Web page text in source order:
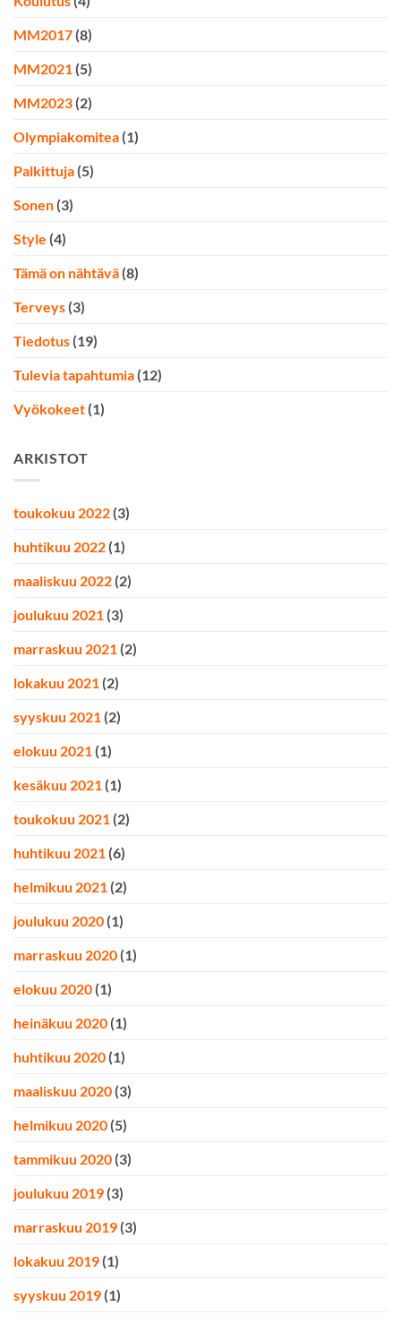
MM2017 (8)
MM2021 (5)
MM2023 (2)
Olympiakomitea (1)
Palkittuja (5)
Sonen (3)
Style (4)
Tämä on nähtävä (8)
Terveys (3)
Tiedotus (19)
Tulevia tapahtumia (12)
Vyökokeet (1)
ARKISTOT
toukokuu 2022 (3)
huhtikuu 2022 (1)
maaliskuu 2022 (2)
joulukuu 2021 (3)
marraskuu 2021 (2)
lokakuu 2021 (2)
syyskuu 2021 (2)
elokuu 2021 (1)
kesäkuu 2021 (1)
toukokuu 2021 (2)
huhtikuu 2021 (6)
helmikuu 2021 (2)
joulukuu 2020 (1)
marraskuu 2020 (1)
elokuu 2020 (1)
heinäkuu 2020 (1)
huhtikuu 2020 (1)
maaliskuu 2020 (3)
helmikuu 2020 (5)
tammikuu 2020 (3)
joulukuu 2019 (3)
marraskuu 2019 (3)
lokakuu 2019 (1)
syyskuu 2019 (1)